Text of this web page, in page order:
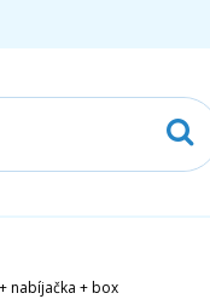
nabíjačka + box